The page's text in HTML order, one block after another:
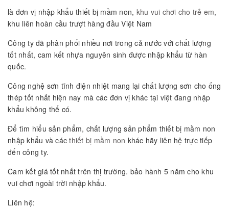
là đơn vị nhập khẩu thiết bị mầm non, khu vui chơi cho trẻ em,
khu liên hoàn cầu trượt hàng đầu Việt Nam
Công ty đã phân phối nhiều nơi trong cả nước với chất lượng
tốt nhất, cam kết nhựa nguyên sinh được nhập khẩu từ hàn
quốc.
Công nghệ sơn tĩnh điện nhiệt mang lại chất lượng sơn cho ống
thép tốt nhất hiện nay mà các đơn vị khác tại việt đang nhập
khẩu không thể có.
Để tìm hiểu sản phẩm, chất lượng sản phẩm thiết bị mầm non
nhập khẩu và cácthiết bị mầm non khác hãy liên hệ trực tiếp
đến công ty.
Cam kết giá tốt nhất trên thị trường. bảo hành 5 năm cho khu
vui chơi ngoài trời nhập khẩu.
Liên hệ: